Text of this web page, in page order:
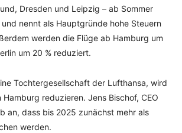
Dresden und Leipzig – ab Sommer
nennt als Hauptgründe hohe Steuern
werden die Flüge ab Hamburg um
um 20 % reduziert.
Tochtergesellschaft der Lufthansa, wird
reduzieren. Jens Bischof, CEO
an, dass bis 2025 zunächst mehr als
werden.